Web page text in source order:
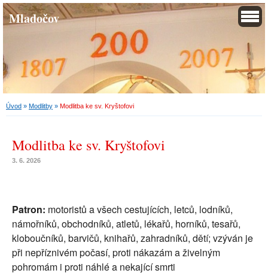
Mladočov
Úvod » Modlitby » Modlitba ke sv. Kryštofovi
Modlitba ke sv. Kryštofovi
3. 6. 2026
Patron: motoristů a všech cestujících, letců, lodníků,
námořníků, obchodníků, atletů, lékařů, horníků, tesařů,
kloboučníků, barvičů, knihařů, zahradníků, dětí; vzýván je
při nepříznivém počasí, proti nákazám a živelným
pohromám i proti náhlé a nekající smrti